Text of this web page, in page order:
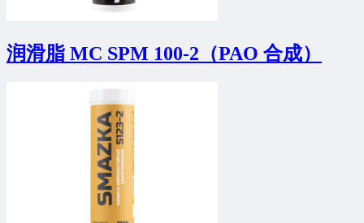
润滑脂 MC SPM 100-2（PAO 合成）